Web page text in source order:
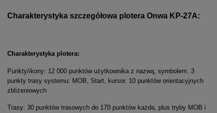
Charakterystyka szczegółowa plotera Onwa KP-27A:
Charakterystyka plotera:
Punkty/ikony: 12 000 punktów użytkownika z nazwą, symbolem. 3
punkty trasy systemu: MOB, Start, kursor. 10 punktów orientacyjnych
zbliżeniowych
Trasy: 30 punktów trasowych do 170 punktów każda, plus tryby MOB i